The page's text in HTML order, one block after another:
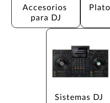
Accesorios
para DJ
Sistemas DJ